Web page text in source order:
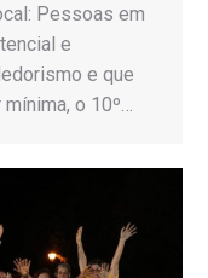
Pessoas em
e
e que
o 10º…